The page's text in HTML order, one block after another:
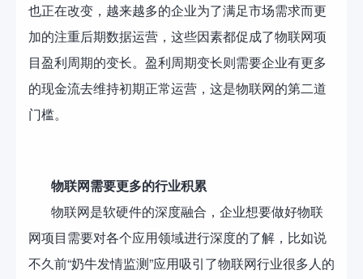
也正在改变，越来越多的企业为了满足市场需求而更
加的注重后期数据运营，这些因素都促成了物联网项
目盈利周期的变长。盈利周期变长则需要企业有更多
的现金流去维持初期正常运营，这是物联网的第二道
门槛。
物联网需要更多的行业积累
物联网是软硬件的深度融合，企业想要做好物联
网项目需要对各个应用领域进行深度的了解，比如说
不久前“奶牛发情监测”应用吸引了物联网行业很多人的